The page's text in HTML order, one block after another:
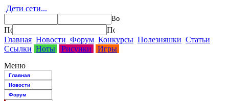
Дети сети...
Главная Новости Форум Конкурсы Полезняшки Статьи
Ссылки Ноты Рисунки
Игры
Меню
Главная
Новости
Форум